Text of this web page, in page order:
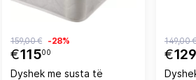
€11500
159,00 € -28%
Dyshek me susta të
€129
149,00 €